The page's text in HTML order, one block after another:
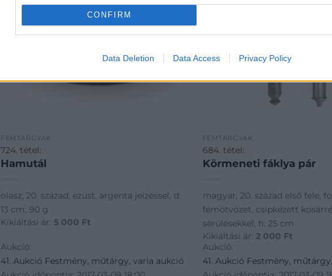
CONFIRM
Data Deletion Data Access Privacy Policy
FÉMTÁRGYAK
724. tétel:
Hamutál
olasz, 20. század, ezüst, argenta jelzéssel, d:
13 cm; 90 g
Kikiáltási ár: 5 000 Ft
Aukció:
41. Aukció Festmény, műtárgy, varia aukció
FÉMTÁRGYAK
684. tétel:
Körmeneti fáklya pár
magyar, 20. század első fele,
fémötvözet, csipkézett
sérülésekkel, h: 25 cm
Kikiáltási ár: 2 000 Ft
Aukció:
41. Aukció Festmény,